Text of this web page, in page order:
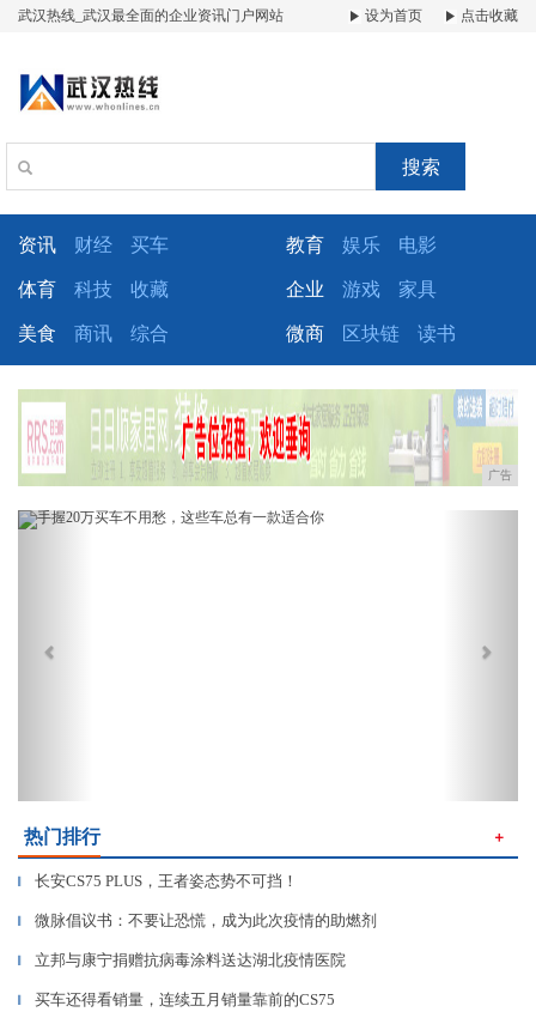
武汉热线_武汉最全面的企业资讯门户网站 设为首页 点击收藏
搜索
资讯 财经 买车 教育 娱乐 电影
体育 科技 收藏 企业 游戏 家具
美食 商讯 综合 微商 区块链 读书
广告
Previous
热门排行 ＋
▎ 长安CS75 PLUS，王者姿态势不可挡！
▎ 微脉倡议书：不要让恐慌，成为此次疫情的助燃剂
▎ 立邦与康宁捐赠抗病毒涂料送达湖北疫情医院
▎ 买车还得看销量，连续五月销量靠前的CS75